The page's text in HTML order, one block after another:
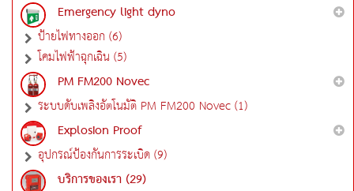
Emergency light dyno
ป้ายไฟทางออก (6)
โคมไฟฟ้าฉุกเฉิน (5)
PM FM200 Novec
ระบบดับเพลิงอัตโนมัติ PM FM200 Novec (1)
Explosion Proof
อุปกรณ์ป้องกันการระเบิด (9)
บริการของเรา (29)